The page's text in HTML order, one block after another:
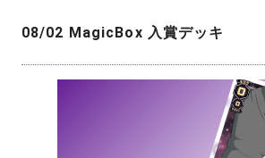
08/02 MagicBox 入賞デッキ